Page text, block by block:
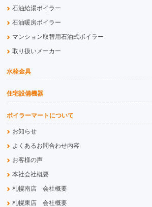
石油給湯ボイラー
石油暖房ボイラー
マンション取替用石油式ボイラー
取り扱いメーカー
水栓金具
住宅設備機器
ボイラーマートについて
お知らせ
よくあるお問合わせ内容
お客様の声
本社会社概要
札幌南店 会社概要
札幌東店 会社概要